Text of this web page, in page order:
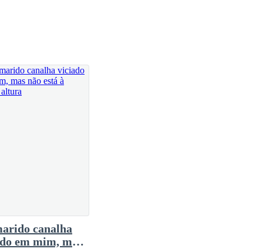
o nariz. Desprezando o que a minha
domésticos, ou, borde um tecido. Uma prática
o quanto se sentia triste por ter comentado algo
canalha
em mim, mas